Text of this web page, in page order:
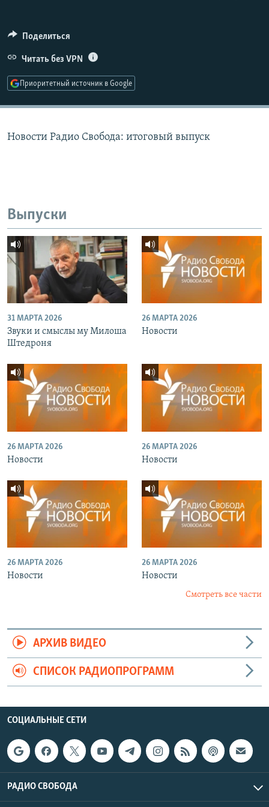
ПОДПИШИТЕСЬ НА РАССЫЛКУ
СОЦИАЛЬНЫЕ СЕТИ
Поделиться
Читать без VPN
Приоритетный источник в Google
Новости Радио Свобода: итоговый выпуск
Выпуски
31 МАРТА 2026
Звуки и смыслы му Милоша
Штедроня
26 МАРТА 2026
Новости
26 МАРТА 2026
Новости
26 МАРТА 2026
Новости
26 МАРТА 2026
Новости
26 МАРТА 2026
Новости
Смотреть все части
АРХИВ ВИДЕО
СПИСОК РАДИОПРОГРАММ
СОЦИАЛЬНЫЕ СЕТИ
РАДИО СВОБОДА